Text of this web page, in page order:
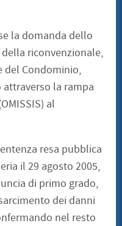
la domanda dello
della riconvenzionale,
del Condominio,
attraverso la rampa
al
resa pubblica
il 29 agosto 2005,
di primo grado,
dei danni
nel resto